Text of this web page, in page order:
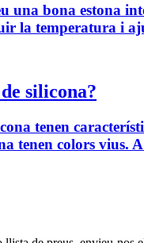
una bona estona
la temperatura i
silicona?
tenen
tenen colors vius.